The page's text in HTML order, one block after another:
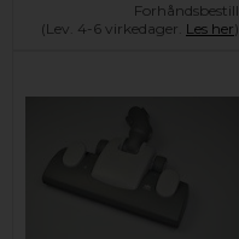
Forhåndsbestill
(Lev. 4-6 virkedager. Les her)